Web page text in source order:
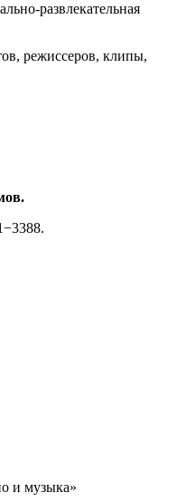
развлекательная
режиссеров, клипы,
и музыка»